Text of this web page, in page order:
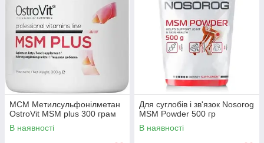
МСМ Метилсульфонілметан
OstroVit MSM plus 300 грам
В наявності
Для суглобів і зв'язок Nosorog
MSM Powder 500 гр
В наявності